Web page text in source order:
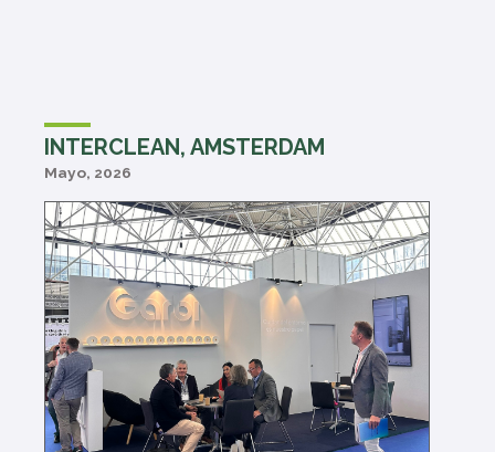
INTERCLEAN, AMSTERDAM
Mayo, 2026